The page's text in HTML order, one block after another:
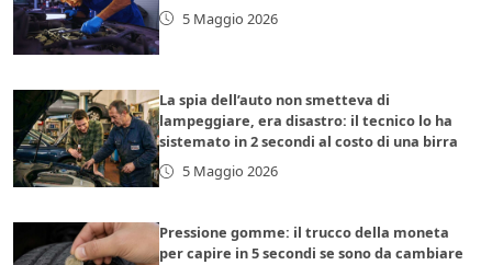
5 Maggio 2026
La spia dell’auto non smetteva di
lampeggiare, era disastro: il tecnico lo ha
sistemato in 2 secondi al costo di una birra
5 Maggio 2026
Pressione gomme: il trucco della moneta
per capire in 5 secondi se sono da cambiare